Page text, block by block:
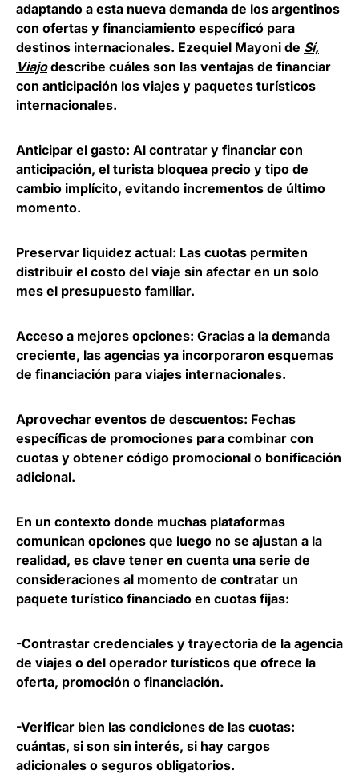
adaptando a esta nueva demanda de los argentinos
con ofertas y financiamiento específicó para
destinos internacionales. Ezequiel Mayoni de Sí,
Viajodescribe cuáles son las ventajas de financiar
con anticipación los viajes y paquetes turísticos
internacionales.
Anticipar el gasto: Al contratar y financiar con
anticipación, el turista bloquea precio y tipo de
cambio implícito, evitando incrementos de último
momento.
Preservar liquidez actual: Las cuotas permiten
distribuir el costo del viaje sin afectar en un solo
mes el presupuesto familiar.
Acceso a mejores opciones: Gracias a la demanda
creciente, las agencias ya incorporaron esquemas
de financiación para viajes internacionales.
Aprovechar eventos de descuentos: Fechas
específicas de promociones para combinar con
cuotas y obtener código promocional o bonificación
adicional.
En un contexto donde muchas plataformas
comunican opciones que luego no se ajustan a la
realidad, es clave tener en cuenta una serie de
consideraciones al momento de contratar un
paquete turístico financiado en cuotas fijas:
-Contrastar credenciales y trayectoria de la agencia
de viajes o del operador turísticos que ofrece la
oferta, promoción o financiación.
-Verificar bien las condiciones de las cuotas:
cuántas, si son sin interés, si hay cargos
adicionales o seguros obligatorios.